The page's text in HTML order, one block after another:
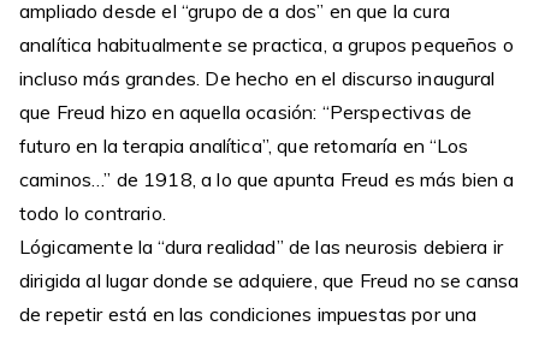
ampliado desde el “grupo de a dos” en que la cura
analítica habitualmente se practica, a grupos pequeños o
incluso más grandes. De hecho en el discurso inaugural
que Freud hizo en aquella ocasión: “Perspectivas de
futuro en la terapia analítica”, que retomaría en “Los
caminos…” de 1918, a lo que apunta Freud es más bien a
todo lo contrario.
Lógicamente la “dura realidad” de las neurosis debiera ir
dirigida al lugar donde se adquiere, que Freud no se cansa
de repetir está en las condiciones impuestas por una